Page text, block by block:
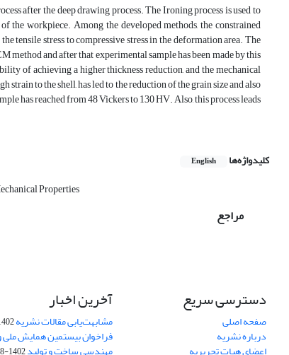
after the deep drawing process. The Ironing process is used to
the workpiece. Among the developed methods, the constrained
tensile stress to compressive stress in the deformation area. The
method and after that experimental sample has been made by this
of achieving a higher thickness reduction, and the mechanical
to the shell, has led to the reduction of the grain size and also
has reached from 48 Vickers to 130 HV. Also, this process leads
کلیدواژه‌ها English
Properties
مراجع
دسترسی سریع
صفحه اصلی
درباره نشریه
آخرین اخبار
مشابهت‌یابی مقالات نشریه11-01
فراخوان بیستمین همایش ملی